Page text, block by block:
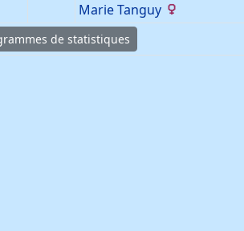
MarieTanguy
de statistiques